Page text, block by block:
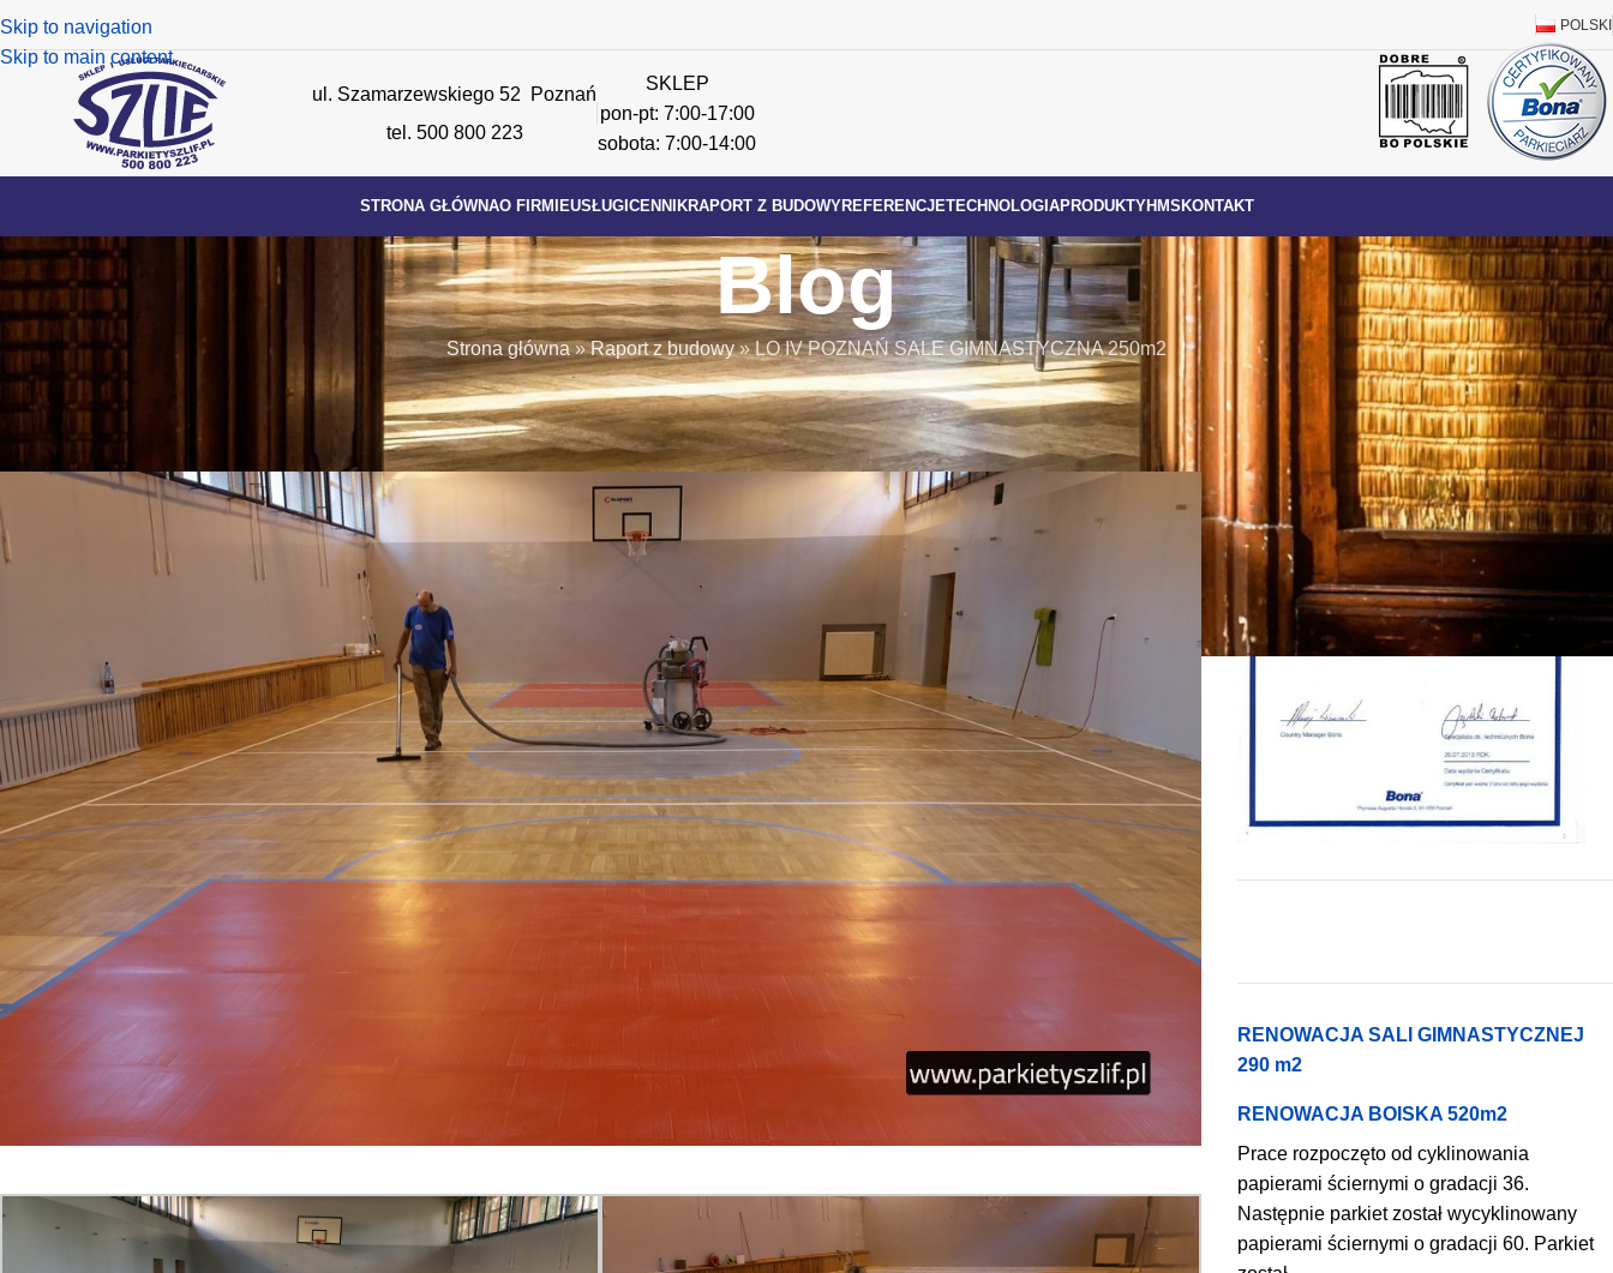
Skip to navigation
Skip to main content
POLSKI
ul. Szamarzewskiego 52 Poznań
tel. 500 800 223
SKLEP
pon-pt: 7:00-17:00
sobota: 7:00-14:00
STRONA GŁÓWNAO FIRMIEUSŁUGI CENNIKRAPORT Z BUDOWYREFERENCJETECHNOLOGIAPRODUKTYHMS KONTAKT
Blog
Strona główna »Raport z budowy»LO IV POZNAŃ SALE GIMNASTYCZNA 250m2
RAPORT Z BUDOWY
LO IV POZNAŃ SALE GIMNASTYCZNA 250m2
Posted by szlifadmin On 20 kwietnia 2022
RENOWACJA SALI GIMNASTYCZNEJ
290 m2
RENOWACJA BOISKA 520m2
Prace rozpoczęto od cyklinowania
papierami ściernymi o gradacji 36.
Następnie parkiet został wycyklinowany
papierami ściernymi o gradacji 60. Parkiet